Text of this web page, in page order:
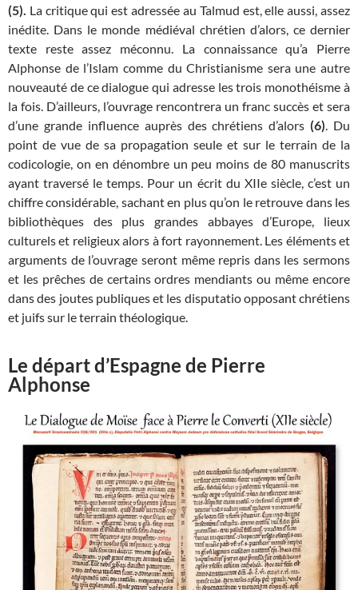
(5). La critique qui est adressée au Talmud est, elle aussi, assez
inédite. Dans le monde médiéval chrétien d’alors, ce dernier
texte reste assez méconnu. La connaissance qu’a Pierre
Alphonse de l’Islam comme du Christianisme sera une autre
nouveauté de ce dialogue qui adresse les trois monothéisme à
la fois. D’ailleurs, l’ouvrage rencontrera un franc succès et sera
d’une grande influence auprès des chrétiens d’alors(6). Du
point de vue de sa propagation seule et sur le terrain de la
codicologie, on en dénombre un peu moins de 80 manuscrits
ayant traversé le temps. Pour un écrit du XIIe siècle, c’est un
chiffre considérable, sachant en plus qu’on le retrouve dans les
bibliothèques des plus grandes abbayes d’Europe, lieux
culturels et religieux alors à fort rayonnement. Les éléments et
arguments de l’ouvrage seront même repris dans les sermons
et les prêches de certains ordres mendiants ou même encore
dans des joutes publiques et les disputatio opposant chrétiens
et juifs sur le terrain théologique.
Le départ d’Espagne de Pierre
Alphonse